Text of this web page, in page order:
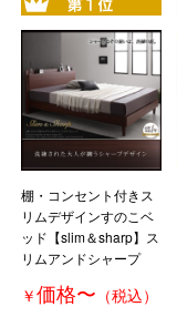
棚・コンセント付きス
リムデザインすのこベ
ッド【slim＆sharp】ス
リムアンドシャープ
￥価格〜 （税込）